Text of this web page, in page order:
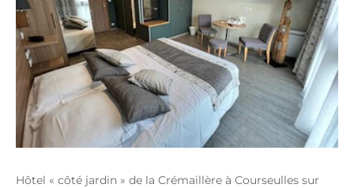
Hôtel « côté jardin » de la Crémaillère à Courseulles sur